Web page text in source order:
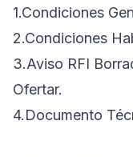
1.Condiciones
2.Condiciones
3.Aviso RFI
Ofertar.
4.Documento